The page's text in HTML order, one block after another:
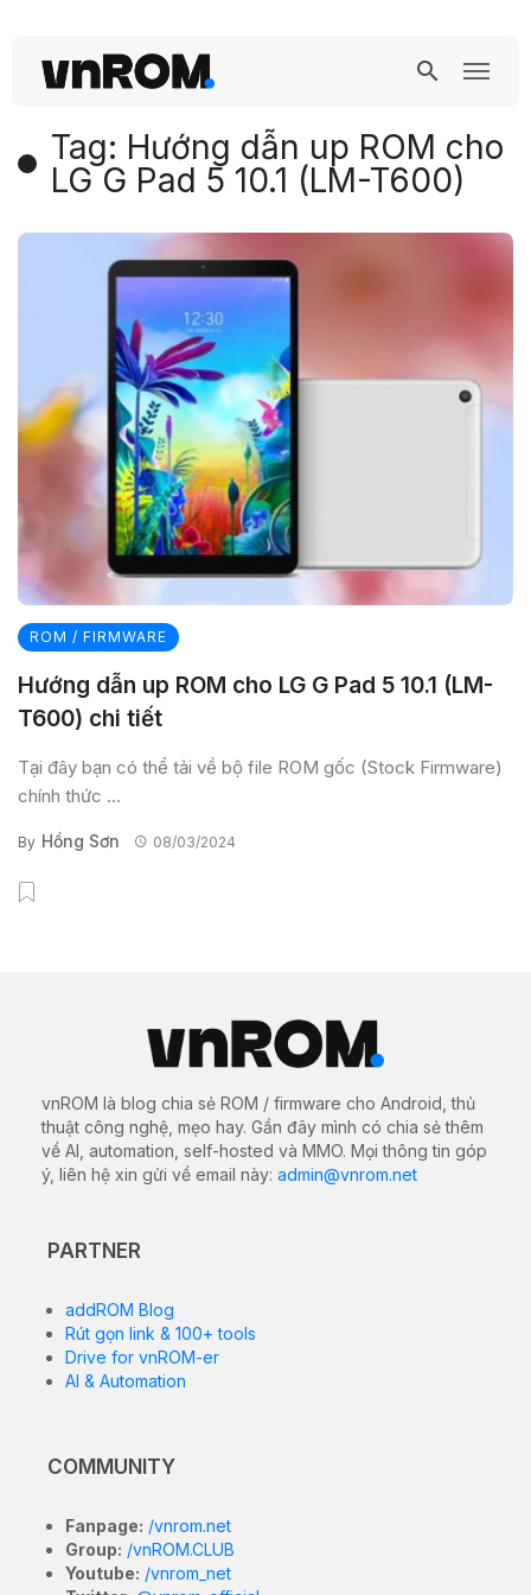
Tag: Hướng dẫn up ROM cho
LG G Pad 5 10.1 (LM-T600)
ROM / FIRMWARE
Hướng dẫn up ROM cho LG G Pad 5 10.1 (LM-
T600) chi tiết
Tại đây bạn có thể tải về bộ file ROM gốc (Stock Firmware)
chính thức ...
By Hồng Sơn 08/03/2024
vnROM là blog chia sẻ ROM / firmware cho Android, thủ
thuật công nghệ, mẹo hay. Gần đây mình có chia sẻ thêm
về AI, automation, self-hosted và MMO. Mọi thông tin góp
ý, liên hệ xin gửi về email này: admin@vnrom.net
PARTNER
addROM Blog
Rút gọn link & 100+ tools
Drive for vnROM-er
AI & Automation
COMMUNITY
Fanpage: /vnrom.net
Group: /vnROM.CLUB
Youtube: /vnrom_net